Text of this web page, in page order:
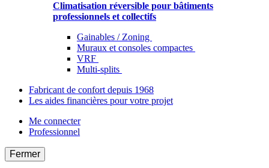
Climatisation réversible pour bâtiments
professionnels et collectifs
Gainables / Zoning
Muraux et consoles compactes
VRF
Multi-splits
Fabricant de confort depuis 1968
Les aides financières pour votre projet
Me connecter
Professionnel
Fermer